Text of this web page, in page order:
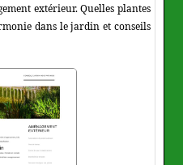
extérieur. Quelles plantes
dans le jardin et conseils